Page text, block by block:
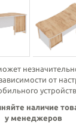
от
наличие
у менеджеров